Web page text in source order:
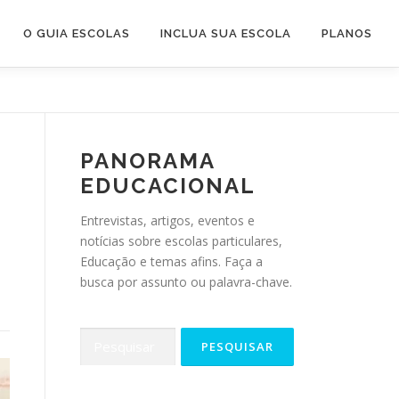
O GUIA ESCOLAS INCLUA SUA ESCOLA PLANOS
PANORAMA
EDUCACIONAL
Entrevistas, artigos, eventos e
notícias sobre escolas particulares,
Educação e temas afins. Faça a
busca por assunto ou palavra-chave.